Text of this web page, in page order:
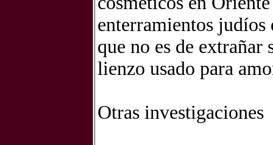
enterramientos
que no es de extrañar
lienzo usado para
Otras investigaciones